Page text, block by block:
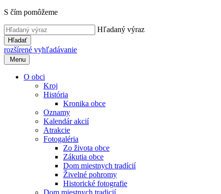
S čím pomôžeme
Hľadaný výraz
Hľadať
rozšírené vyhľadávanie
Menu
O obci
Kroj
História
Kronika obce
Oznamy
Kalendár akcií
Atrakcie
Fotogaléria
Zo života obce
Zákutia obce
Dom miestnych tradícií
Živelné pohromy
Historické fotografie
Dom miestnych tradicií